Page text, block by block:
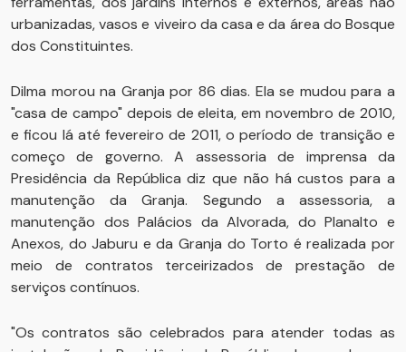
urbanizadas, vasos e viveiro da casa e da área do Bosque
dos Constituintes.
Dilma morou na Granja por 86 dias. Ela se mudou para a
"casa de campo" depois de eleita, em novembro de 2010,
e ficou lá até fevereiro de 2011, o período de transição e
começo de governo. A assessoria de imprensa da
Presidência da República diz que não há custos para a
manutenção da Granja. Segundo a assessoria, a
manutenção dos Palácios da Alvorada, do Planalto e
Anexos, do Jaburu e da Granja do Torto é realizada por
meio de contratos terceirizados de prestação de
serviços contínuos.
"Os contratos são celebrados para atender todas as